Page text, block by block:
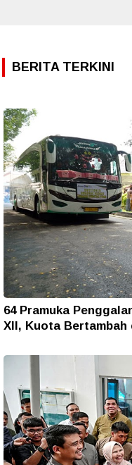
BERITA TERKINI
64 Pramuka
XII, Kuota Bertambah